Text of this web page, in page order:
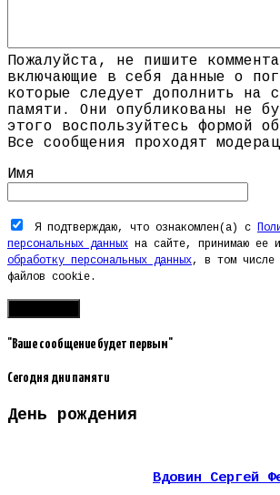
Пожалуйста, не пишите
включающие в себя данные о
которые следует дополнить на
памяти. Они опубликованы не
этого воспользуйтесь формой
Все сообщения проходят
Имя
Я подтверждаю, что ознакомлен(а) с
персональных данных на сайте, принимаю ее
обработку персональных данных, в том числе
файлов cookie.
"Ваше сообщение будет первым"
Сегодня дни памяти
День рождения
Вдовин Сергей